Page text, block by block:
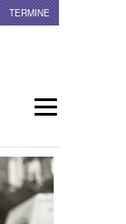
TERMINE